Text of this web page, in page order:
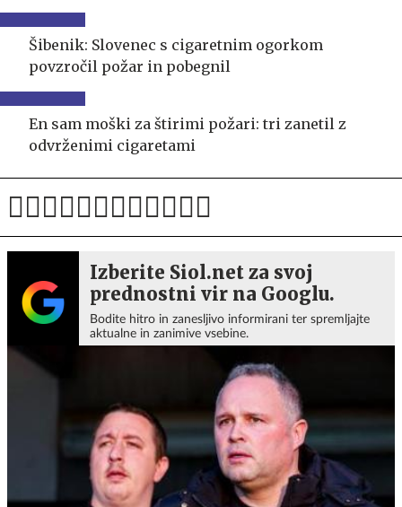
Šibenik: Slovenec s cigaretnim ogorkom
povzročil požar in pobegnil
En sam moški za štirimi požari: tri zanetil z
odvrženimi cigaretami
Izberite Siol.net za svoj
prednostni vir na Googlu.
Bodite hitro in zanesljivo informirani ter spremljajte
aktualne in zanimive vsebine.